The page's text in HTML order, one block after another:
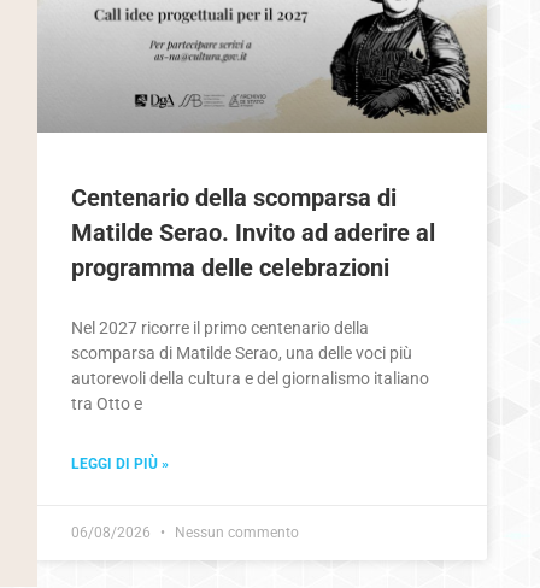
Centenario della scomparsa di
Matilde Serao. Invito ad aderire al
programma delle celebrazioni
Nel 2027 ricorre il primo centenario della
scomparsa di Matilde Serao, una delle voci più
autorevoli della cultura e del giornalismo italiano
tra Otto e
LEGGI DI PIÙ »
06/08/2026 Nessun commento